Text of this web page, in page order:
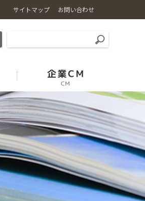
サイトマップ お問い合わせ